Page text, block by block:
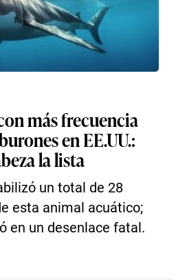
más frecuencia
en EE.UU.:
la lista
un total de 28
esta animal acuático;
en un desenlace fatal.